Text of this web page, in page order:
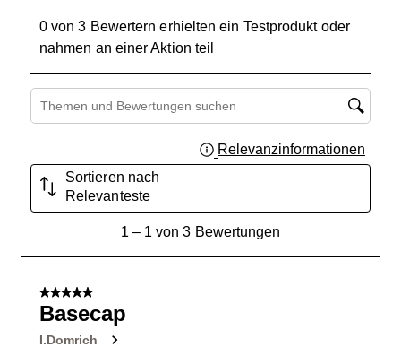
0 von 3 Bewertern erhielten ein Testprodukt oder
nahmen an einer Aktion teil
Suchthemen und Bewertungen Suchregion
Relevanzinformationen
Sortieren nach
Relevanteste
von
Bewertungen.
1– 1 von 3 Bewertungen
5 von 5 Sternen.
Basecap
I.Domrich